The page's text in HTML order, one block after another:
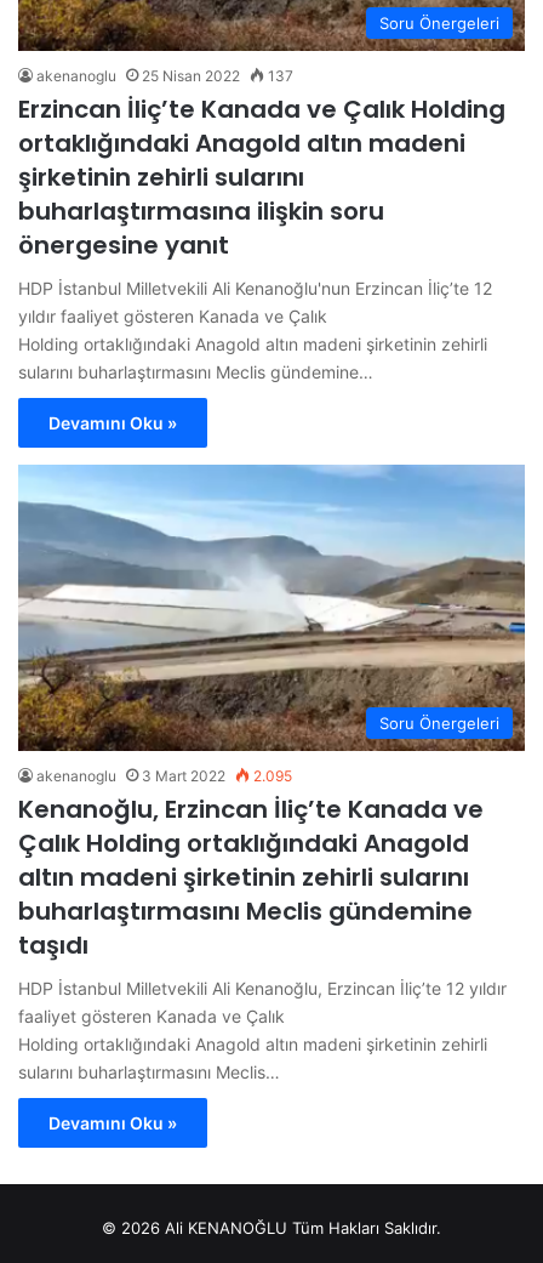
Soru Önergeleri
akenanoglu 25 Nisan 2022 137
Erzincan İliç’te Kanada ve Çalık Holding
ortaklığındaki Anagold altın madeni
şirketinin zehirli sularını
buharlaştırmasına ilişkin soru
önergesine yanıt
HDP İstanbul Milletvekili Ali Kenanoğlu'nun Erzincan İliç’te 12
yıldır faaliyet gösteren Kanada ve Çalık
Holding ortaklığındaki Anagold altın madeni şirketinin zehirli
sularını buharlaştırmasını Meclis gündemine…
Devamını Oku »
Soru Önergeleri
akenanoglu 3 Mart 2022 2.095
Kenanoğlu, Erzincan İliç’te Kanada ve
Çalık Holding ortaklığındaki Anagold
altın madeni şirketinin zehirli sularını
buharlaştırmasını Meclis gündemine
taşıdı
HDP İstanbul Milletvekili Ali Kenanoğlu, Erzincan İliç’te 12 yıldır
faaliyet gösteren Kanada ve Çalık
Holding ortaklığındaki Anagold altın madeni şirketinin zehirli
sularını buharlaştırmasını Meclis…
Devamını Oku »
© 2026 Ali KENANOĞLU Tüm Hakları Saklıdır.